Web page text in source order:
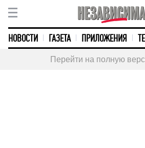
НОВОСТИ ГАЗЕТА ПРИЛОЖЕНИЯ
Перейти на полную